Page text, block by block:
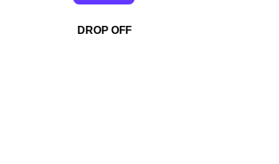
DROP OFF